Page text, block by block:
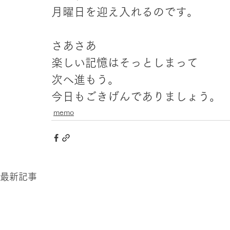
月曜日を迎え入れるのです。
さあさあ
楽しい記憶はそっとしまって
次へ進もう。
今日もごきげんでありましょう。
memo
最新記事